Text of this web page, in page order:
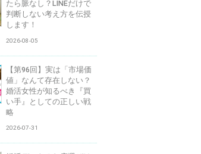
たら脈なし？LINEだけで
判断しない考え方を伝授
します！
2026-08-05
【第96回】実は「市場価
値」なんて存在しない？
婚活女性が知るべき『買
い手』としての正しい戦
略
2026-07-31